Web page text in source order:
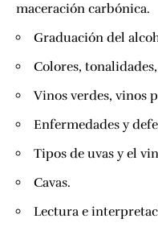
maceración carbónica.
Graduación del
Colores,
Vinos verdes, vinos
Enfermedades y
Tipos de uvas y el
Cavas.
Lectura e